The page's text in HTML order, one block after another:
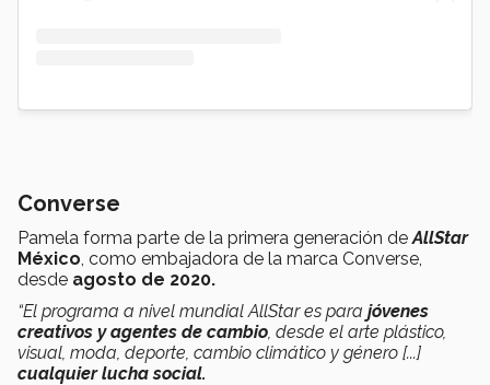
Converse
Pamela forma parte de la primera generación deAllStar
México, como embajadora de la marca Converse,
desde agosto de 2020.
“El programa a nivel mundial AllStar es para jóvenes
creativos y agentes de cambio, desde el arte plástico,
visual, moda, deporte, cambio climático y género [...]
cualquier lucha social.